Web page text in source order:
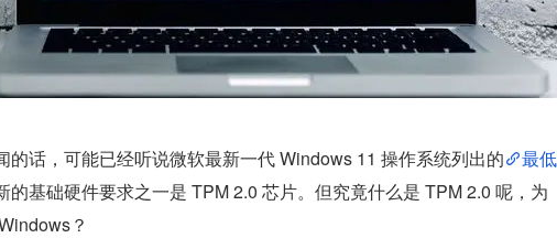
的话，可能已经听说微软最新一代 Windows 11 操作系统列出的
最低
的基础硬件要求之一是 TPM 2.0 芯片。但究竟什么是 TPM 2.0 呢，为
？